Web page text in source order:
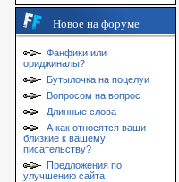
Новое на форуме
Фанфики или
ориджиналы?
Бутылочка на поцелуи
Вопросом на вопрос
Длинные слова
А как относятся ваши
близкие к вашему
писательству?
Предложения по
улучшению сайта